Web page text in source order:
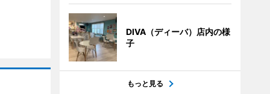
DIVA（ディーバ）店内の様
子
もっと見る